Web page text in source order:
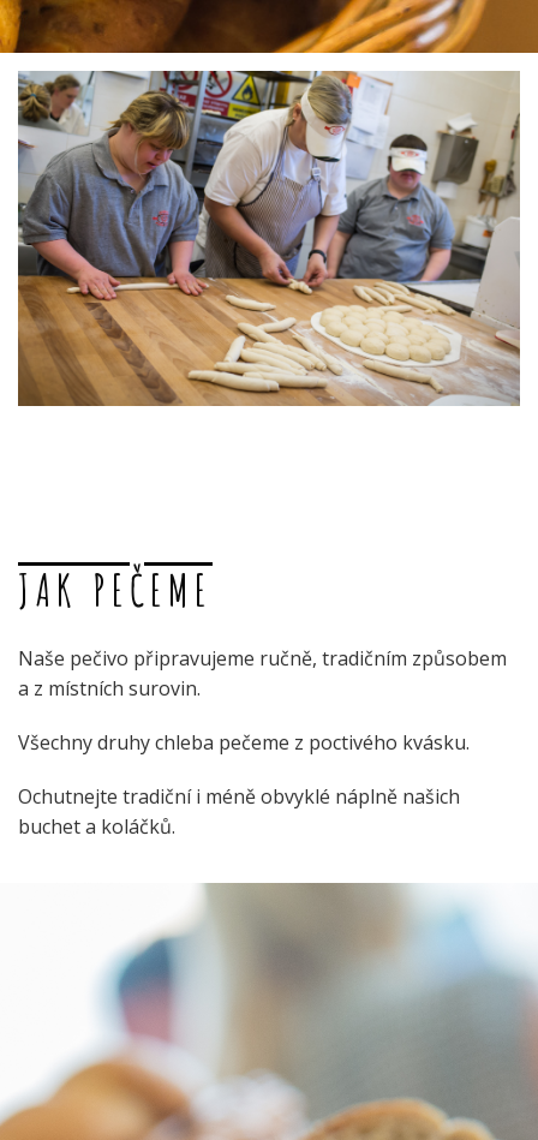
JAK PEČEME
Naše pečivo připravujeme ručně, tradičním způsobem
a z místních surovin.
Všechny druhy chleba pečeme z poctivého kvásku.
Ochutnejte tradiční i méně obvyklé náplně našich
buchet a koláčků.